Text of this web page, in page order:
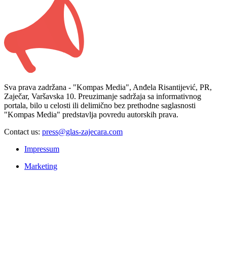
Sva prava zadržana - "Kompas Media", Anđela Risantijević, PR,
Zaječar, Varšavska 10. Preuzimanje sadržaja sa informativnog
portala, bilo u celosti ili delimično bez prethodne saglasnosti
"Kompas Media" predstavlja povredu autorskih prava.
Contact us: press@glas-zajecara.com
Impressum
Marketing